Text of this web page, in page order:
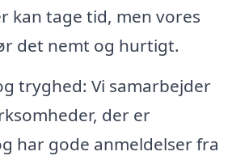
kan tage tid, men vores
det nemt og hurtigt.
tryghed: Vi samarbejder
der er
har gode anmeldelser fra